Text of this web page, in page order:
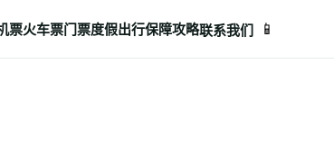
票火车票门票度假出行保障攻略联系我们 📱